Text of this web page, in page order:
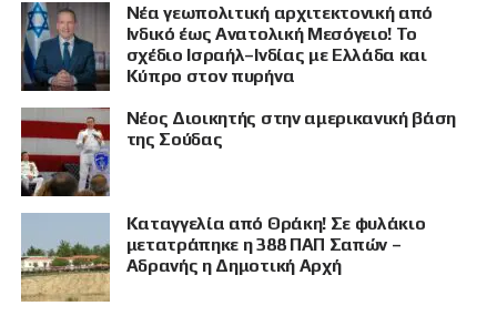
Νέα γεωπολιτική αρχιτεκτονική από
Ινδικό έως Ανατολική Μεσόγειο! Το
σχέδιο Ισραήλ–Ινδίας με Ελλάδα και
Κύπρο στον πυρήνα
Νέος Διοικητής στην αμερικανική βάση
της Σούδας
Καταγγελία από Θράκη! Σε φυλάκιο
μετατράπηκε η 388 ΠΑΠ Σαπών –
Αδρανής η Δημοτική Αρχή